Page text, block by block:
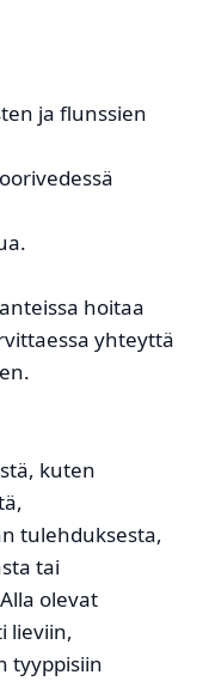
ja flunssien
hoitaa
yhteyttä
kuten
tulehduksesta,
tai
olevat
lieviin,
tyyppisiin